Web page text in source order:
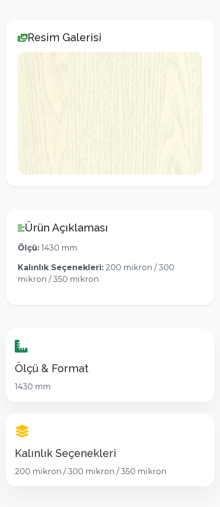
Resim Galerisi
Ürün Açıklaması
Ölçü: 1430 mm
Kalınlık Seçenekleri: 200 mikron / 300
mikron / 350 mikron
Ölçü & Format
1430 mm
Kalınlık Seçenekleri
200 mikron / 300 mikron / 350 mikron